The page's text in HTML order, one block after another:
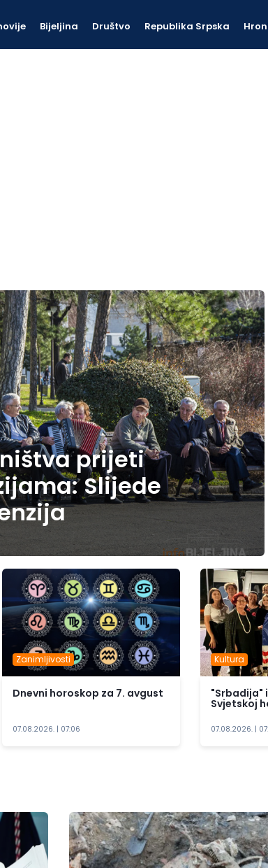
Bijeljina Društvo Republika Srpska
prijeti
Slijede
Zanimljivosti
Dnevni horoskop za 7. avgust
07.08.2026. | 07:06
Kultura
"Srbadija"
Svjetskoj
07.08.2026. |